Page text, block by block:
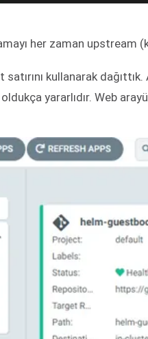
her zaman
kullanarak
yararlıdır. Web